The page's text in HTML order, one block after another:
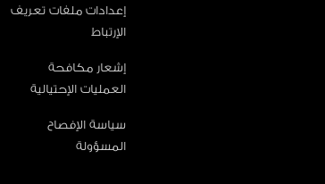
إعدادات ملفات تعريف
الإرتباط
إشعار مكافحة
العمليات الإحتيالية
سياسة الإفصاح
المسؤولة